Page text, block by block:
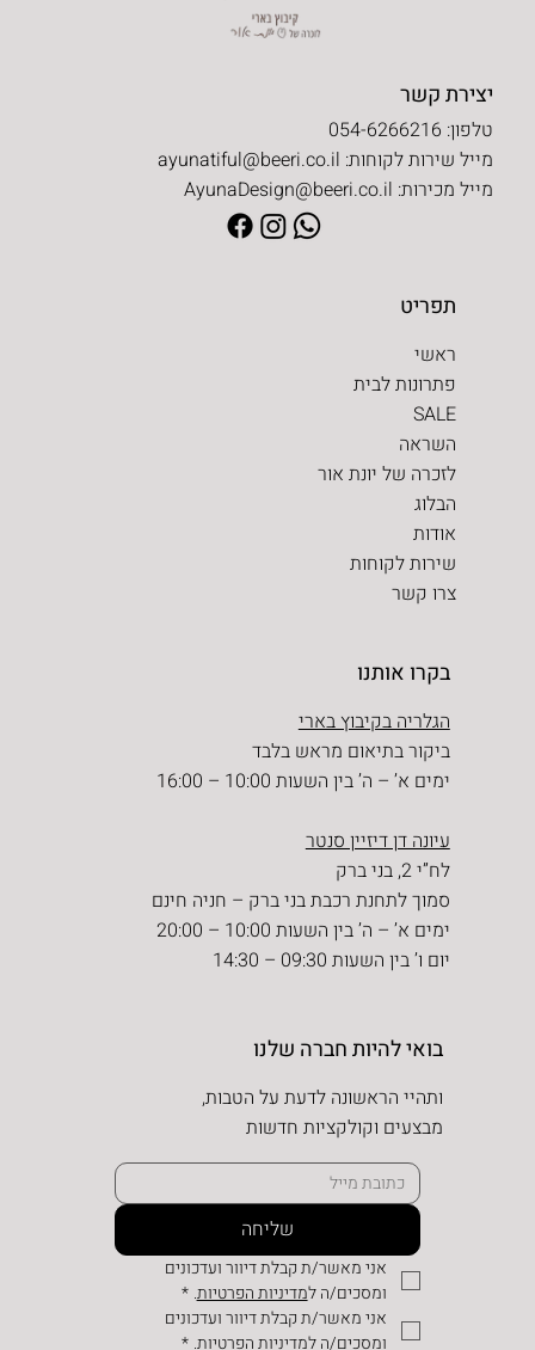
בקרו אותנו
הגלריה בקיבוץ בארי
ביקור בתיאום מראש בלבד
ימים א’ – ה’ בין השעות 10:00 – 16:00
עיונה דן דיזיין סנטר
לח”י 2, בני ברק
סמוך לתחנת רכבת בני ברק – חניה חינם
ימים א’ – ה’ בין השעות 10:00 – 20:00
יום ו’ בין השעות 09:30 – 14:30
תפריט
ראשי
פתרונות לבית
SALE
השראה
לזכרה של יונת אור
הבלוג
אודות
שירות לקוחות
צרו קשר
בואי להיות חברה שלנו
ותהיי הראשונה לדעת על הטבות,
מבצעים וקולקציות חדשות
שליחה
ומסכים/ה למדיניות הפרטיות.
*
ומסכים/ה למדיניות הפרטיות. *
יצירת קשר
טלפון: 054-6266216
מייל שירות לקוחות: ayunatiful@beeri.co.il
מייל מכירות: AyunaDesign@beeri.co.il